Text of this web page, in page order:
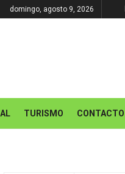
domingo, agosto 9, 2026
TURISMO CONTACTO